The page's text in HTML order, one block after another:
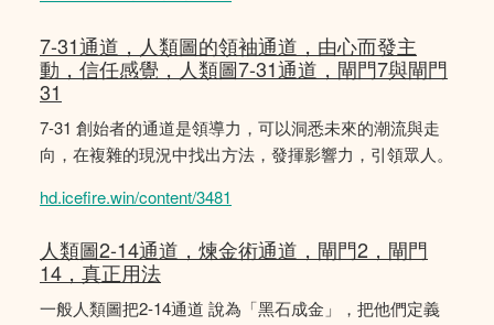
7-31通道，人類圖的領袖通道，由心而發主
動，信任感覺，人類圖7-31通道，閘門7與閘門
31
7-31 創始者的通道是領導力，可以洞悉未來的潮流與走
向，在複雜的現況中找出方法，發揮影響力，引領眾人。
hd.icefire.win/content/3481
人類圖2-14通道，煉金術通道，閘門2，閘門
14，真正用法
一般人類圖把2-14通道 說為「黑石成金」，把他們定義